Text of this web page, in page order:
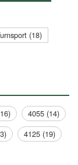
(18)
4055 (14)
4125 (19)